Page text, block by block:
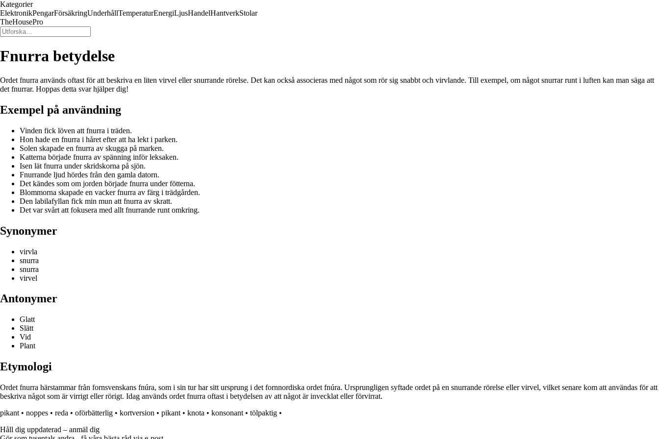
Kategorier
ElektronikPengarFörsäkringUnderhållTemperaturEnergiLjusHandelHantverkStolar
TheHousePro
Fnurra betydelse
Ordet fnurra används oftast för att beskriva en liten virvel eller snurrande rörelse. Det kan också associeras med något som rör sig snabbt och virvlande. Till exempel, om något snurrar runt i luften kan man säga att
det fnurrar. Hoppas detta svar hjälper dig!
Exempel på användning
Vinden fick löven att fnurra i träden.
Hon hade en fnurra i håret efter att ha lekt i parken.
Solen skapade en fnurra av skugga på marken.
Katterna började fnurra av spänning inför leksaken.
Isen lät fnurra under skridskorna på sjön.
Fnurrande ljud hördes från den gamla datorn.
Det kändes som om jorden började fnurra under fötterna.
Blommorna skapade en vacker fnurra av färg i trädgården.
Den labilafyllan fick min mun att fnurra av skratt.
Det var svårt att fokusera med allt fnurrande runt omkring.
Synonymer
virvla
snurra
snurra
virvel
Antonymer
Glatt
Slätt
Vid
Plant
Etymologi
Ordet fnurra härstammar från fornsvenskans fnúra, som i sin tur har sitt ursprung i det fornnordiska ordet fnúra. Ursprungligen syftade ordet på en snurrande rörelse eller virvel, vilket senare kom att användas för att
beskriva något som är virrigt eller rörigt. Idag används ordet fnurra oftast i betydelsen av att något är invecklat eller förvirrat.
pikant • noppes • reda • oförbätterlig • kortversion • pikant • knota • konsonant • tölpaktig •
Håll dig uppdaterad – anmäl dig